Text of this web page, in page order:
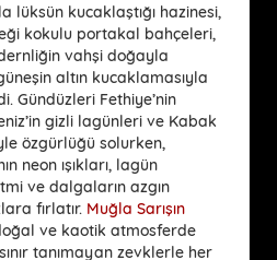
lüksün kucaklaştığı hazinesi,
kokulu portakal bahçeleri,
vahşi doğayla
altın kucaklamasıyla
Gündüzleri Fethiye’nin
gizli lagünleri ve Kabak
özgürlüğü solurken,
neon ışıkları, lagün
ve dalgaların azgın
fırlatır. Muğla Sarışın
ve kaotik atmosferde
tanımayan zevklerle her